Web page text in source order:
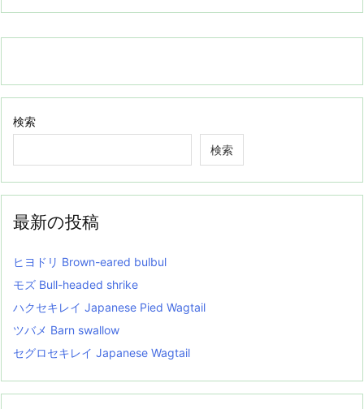
検索
検索
最新の投稿
ヒヨドリ Brown-eared bulbul
モズ Bull-headed shrike
ハクセキレイ Japanese Pied Wagtail
ツバメ Barn swallow
セグロセキレイ Japanese Wagtail